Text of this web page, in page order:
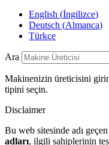
English (İngilizce)
Deutsch (Almanca)
Türkçe
Ara
Makinenizin üreticisini
tipini seçin.
Disclaimer
Bu web sitesinde adı geçen
adları, ilgili sahiplerinin